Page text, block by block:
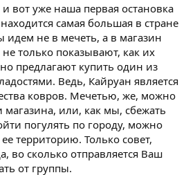
вот уже наша первая остановка
самая большая в стране
идем не в мечеть, а в магазин
только показывают, как их
предлагают купить один из
Ведь, Кайруан является
ковров. Мечетью, же, можно
или, как мы, сбежать
погулять по городу, можно
территорию. Только совет,
во сколько отправляется Ваш
от группы.